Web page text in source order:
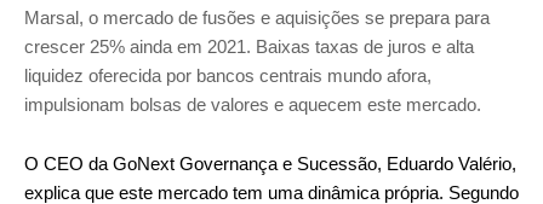
Marsal, o mercado de fusões e aquisições se prepara para
crescer 25% ainda em 2021. Baixas taxas de juros e alta
liquidez oferecida por bancos centrais mundo afora,
impulsionam bolsas de valores e aquecem este mercado.
O CEO da GoNext Governança e Sucessão, Eduardo Valério,
explica que este mercado tem uma dinâmica própria. Segundo